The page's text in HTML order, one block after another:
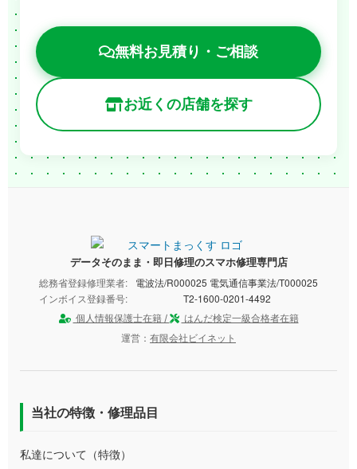
無料お見積り・ご相談
お近くの店舗を探す
データそのまま・即日修理のスマホ修理専門店
総務省登録修理業者:
電波法/R000025 電気通信事業法/T000025
インボイス登録番号:
T2-1600-0201-4492
個人情報保護士在籍 /
はんだ検定一級合格者在籍
運営： 有限会社ビイネット
当社の特徴・修理品目
私達について（特徴）